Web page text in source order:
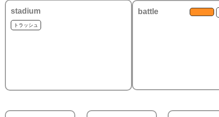
stadium
トラッシュ
battle